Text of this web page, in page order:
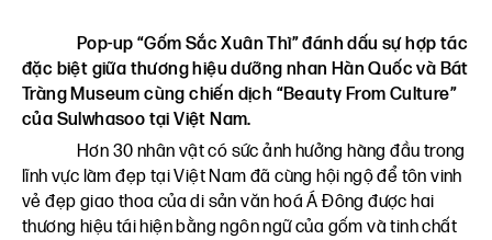
Pop-up “Gốm Sắc Xuân Thì” đánh dấu sự hợp tác
đặc biệt giữa thương hiệu dưỡng nhan Hàn Quốc và Bát
Tràng Museum cùng chiến dịch “Beauty From Culture”
của Sulwhasoo tại Việt Nam.
Hơn 30 nhân vật có sức ảnh hưởng hàng đầu trong
lĩnh vực làm đẹp tại Việt Nam đã cùng hội ngộ để tôn vinh
vẻ đẹp giao thoa của di sản văn hoá Á Đông được hai
thương hiệu tái hiện bằng ngôn ngữ của gốm và tinh chất